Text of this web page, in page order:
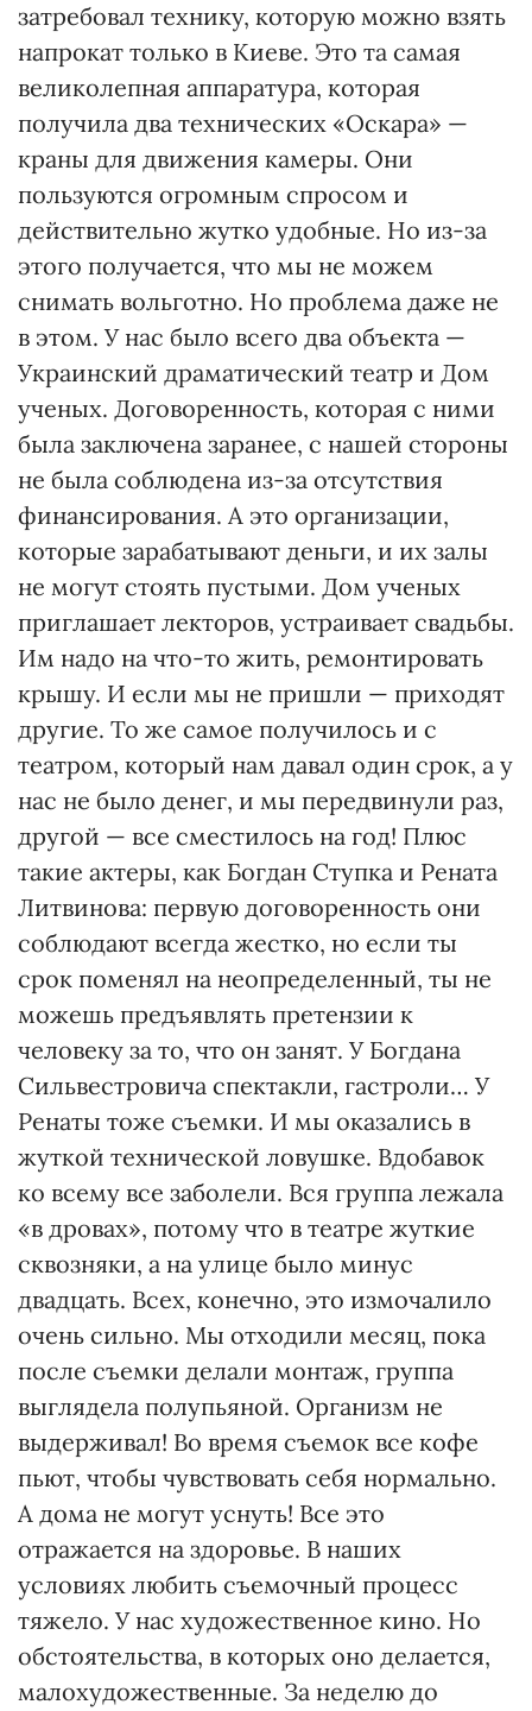
затребовал технику, которую можно взять
напрокат только в Киеве. Это та самая
великолепная аппаратура, которая
получила два технических «Оскара» —
краны для движения камеры. Они
пользуются огромным спросом и
действительно жутко удобные. Но из-за
этого получается, что мы не можем
снимать вольготно. Но проблема даже не
в этом. У нас было всего два объекта —
Украинский драматический театр и Дом
ученых. Договоренность, которая с ними
была заключена заранее, с нашей стороны
не была соблюдена из-за отсутствия
финансирования. А это организации,
которые зарабатывают деньги, и их залы
не могут стоять пустыми. Дом ученых
приглашает лекторов, устраивает свадьбы.
Им надо на что-то жить, ремонтировать
крышу. И если мы не пришли — приходят
другие. То же самое получилось и с
театром, который нам давал один срок, а у
нас не было денег, и мы передвинули раз,
другой — все сместилось на год! Плюс
такие актеры, как Богдан Ступка и Рената
Литвинова: первую договоренность они
соблюдают всегда жестко, но если ты
срок поменял на неопределенный, ты не
можешь предъявлять претензии к
человеку за то, что он занят. У Богдана
Сильвестровича спектакли, гастроли… У
Ренаты тоже съемки. И мы оказались в
жуткой технической ловушке. Вдобавок
ко всему все заболели. Вся группа лежала
«в дровах», потому что в театре жуткие
сквозняки, а на улице было минус
двадцать. Всех, конечно, это измочалило
очень сильно. Мы отходили месяц, пока
после съемки делали монтаж, группа
выглядела полупьяной. Организм не
выдерживал! Во время съемок все кофе
пьют, чтобы чувствовать себя нормально.
А дома не могут уснуть! Все это
отражается на здоровье. В наших
условиях любить съемочный процесс
тяжело. У нас художественное кино. Но
обстоятельства, в которых оно делается,
малохудожественные. За неделю до